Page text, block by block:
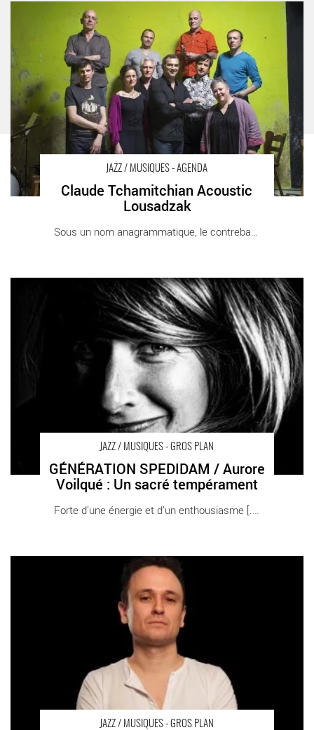
JAZZ / MUSIQUES - AGENDA
Claude Tchamitchian Acoustic
Lousadzak
Sous un nom anagrammatique, le contrebassiste [...]
Claude Tchamitchian Acoustic Lousadzak - Critique sortie Jazz
/ Musiques Paris Studio de l’Ermitage
JAZZ / MUSIQUES - GROS PLAN
GÉNÉRATION SPEDIDAM / Aurore
Voilqué : Un sacré tempérament
GÉNÉRATION SPEDIDAM / Aurore Voilqué : Un sacré
tempérament - Critique sortie Jazz / Musiques Boulogne-
Billancourt Carré Belle-Feuille
JAZZ / MUSIQUES - GROS PLAN
GÉNÉRATION SPEDIDAM / Damien Schmitt : le groove dans la
peau - Critique sortie Jazz / Musiques